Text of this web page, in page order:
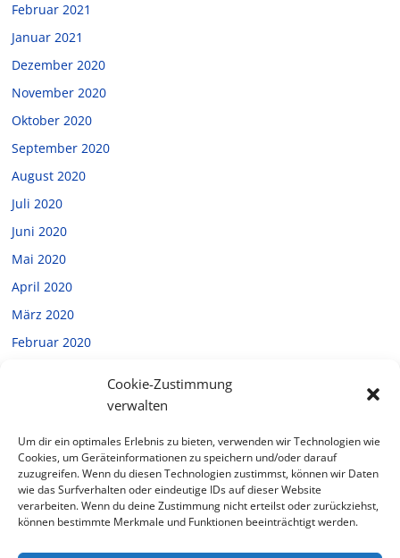
Cookie-Zustimmung
verwalten
Um dir ein optimales Erlebnis zu bieten, verwenden wir Technologien wie
Cookies, um Geräteinformationen zu speichern und/oder darauf
zuzugreifen. Wenn du diesen Technologien zustimmst, können wir Daten
wie das Surfverhalten oder eindeutige IDs auf dieser Website
verarbeiten. Wenn du deine Zustimmung nicht erteilst oder zurückziehst,
können bestimmte Merkmale und Funktionen beeinträchtigt werden.
Februar 2021
Januar 2021
Dezember 2020
November 2020
Oktober 2020
September 2020
August 2020
Juli 2020
Juni 2020
Mai 2020
April 2020
März 2020
Februar 2020
Oktober 2019
September 2019
Juli 2019